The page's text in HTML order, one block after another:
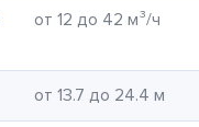
от 12 до 42 м³/ч
от 13.7 до 24.4 м